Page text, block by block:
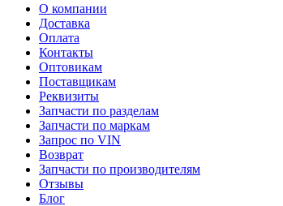
О компании
Доставка
Оплата
Контакты
Оптовикам
Поставщикам
Реквизиты
Запчасти по разделам
Запчасти по маркам
Запрос по VIN
Возврат
Запчасти по производителям
Отзывы
Блог